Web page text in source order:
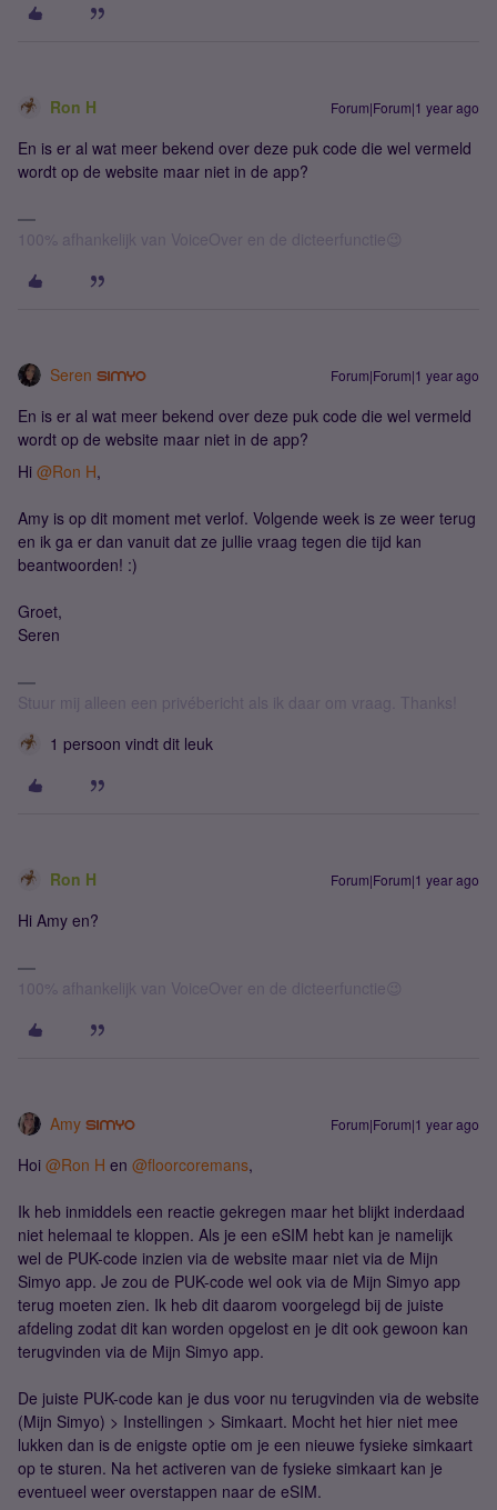
Ron H Forum|Forum|1 year ago
En is er al wat meer bekend over deze puk code die wel vermeld
wordt op de website maar niet in de app?
100% afhankelijk van VoiceOver en de dicteerfunctie😉
Seren Forum|Forum|1 year ago
En is er al wat meer bekend over deze puk code die wel vermeld
wordt op de website maar niet in de app?
Hi ​ @Ron H,
Amy is op dit moment met verlof. Volgende week is ze weer terug
en ik ga er dan vanuit dat ze jullie vraag tegen die tijd kan
beantwoorden! :)
Groet,
Seren
Stuur mij alleen een privébericht als ik daar om vraag. Thanks!
1 persoon vindt dit leuk
Ron H Forum|Forum|1 year ago
Hi Amy en?
100% afhankelijk van VoiceOver en de dicteerfunctie😉
Amy Forum|Forum|1 year ago
Hoi ​ @Ron H en ​ @floorcoremans,
Ik heb inmiddels een reactie gekregen maar het blijkt inderdaad
niet helemaal te kloppen. Als je een eSIM hebt kan je namelijk
wel de PUK-code inzien via de website maar niet via de Mijn
Simyo app. Je zou de PUK-code wel ook via de Mijn Simyo app
terug moeten zien. Ik heb dit daarom voorgelegd bij de juiste
afdeling zodat dit kan worden opgelost en je dit ook gewoon kan
terugvinden via de Mijn Simyo app.
De juiste PUK-code kan je dus voor nu terugvinden via de website
(Mijn Simyo) > Instellingen > Simkaart. Mocht het hier niet mee
lukken dan is de enigste optie om je een nieuwe fysieke simkaart
op te sturen. Na het activeren van de fysieke simkaart kan je
eventueel weer overstappen naar de eSIM.